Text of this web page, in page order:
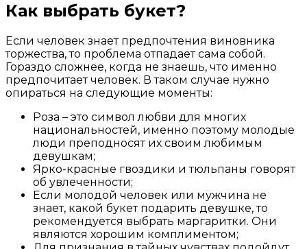
Как выбрать букет?
Если человек знает предпочтения виновника
торжества, то проблема отпадает сама собой.
Гораздо сложнее, когда не знаешь, что именно
предпочитает человек. В таком случае нужно
опираться на следующие моменты:
Роза – это символ любви для многих
национальностей, именно поэтому молодые
люди преподносят их своим любимым
девушкам;
Ярко-красные гвоздики и тюльпаны говорят
об увлеченности;
Если молодой человек или мужчина не
знает, какой букет подарить девушке, то
рекомендуется выбрать маргаритки. Они
являются хорошим комплиментом;